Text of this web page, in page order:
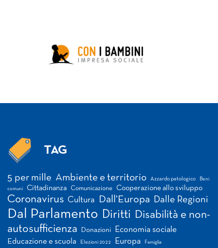
TAG
5 per mille Ambiente e territorio Azzardo patologico Beni
comuni Cittadinanza Comunicazione Cooperazione allo sviluppo
Coronavirus Cultura Dall'Europa Dalle Regioni
Dal Parlamento Diritti Disabilità e non-
autosufficienza
Donazioni Economia sociale
Educazione e scuola Elezioni 2022 Europa Famiglia